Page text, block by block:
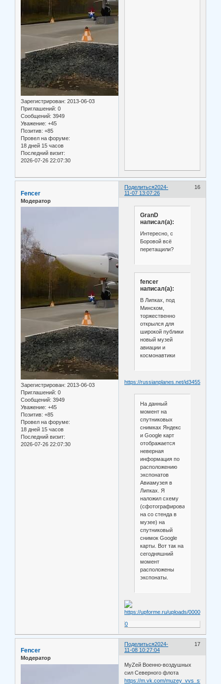
Зарегистрирован: 2013-06-03
Приглашений: 0
Сообщений: 3949
Уважение: +45
Позитив: +85
Провел на форуме:
18 дней 15 часов
Последний визит:
2026-07-26 22:07:30
Поделиться 16
2024-
11-07 13:07:26
Fencer
Модератор
Зарегистрирован: 2013-06-03
Приглашений: 0
Сообщений: 3949
Уважение: +45
Позитив: +85
Провел на форуме:
18 дней 15 часов
Последний визит:
2026-07-26 22:07:30
GranD
написал(а):
Интересно, с
Боровой всё
перетащили?
fencer
написал(а):
В Липках, под
Минском,
торжественно
открылся для
широкой публики
новый музей
авиации и
космонавтики
https://russianplanes.net/id345527
На данный
момент на
спутниковых
снимках Яндекс
и Google карт
отображается
неверная
информация по
расположению
экспонатов
Авиамузея в
Липках. Я
наложил схему
(сфотографировал
на со стенда в
музее) на
спутниковый
снимок Google
карты. Вот так на
сегодняшний
момент
расположены
экспонаты.
0
Поделиться 17
2024-
11-08 10:27:04
Fencer
Модератор
МуZей Военно-воздушных
сил Северного флота
https://m.vk.com/muzey_vvs_sf